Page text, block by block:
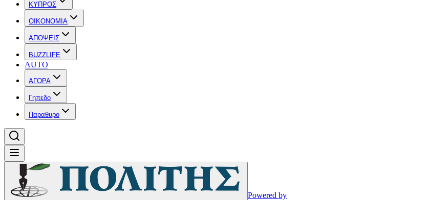
ΚΥΠΡΟΣ
OIKONOMIA
ΑΠΟΨΕΙΣ
BUZZLIFE
AUTO
ΑΓΟΡΑ
Γηπεδο
Παραθυρο
Powered by